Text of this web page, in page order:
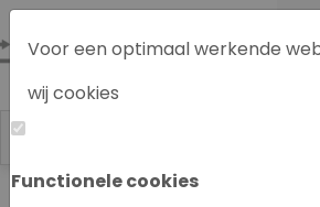
Voor een optimaal werkende
wij cookies
Functionele cookies
Labrecycling